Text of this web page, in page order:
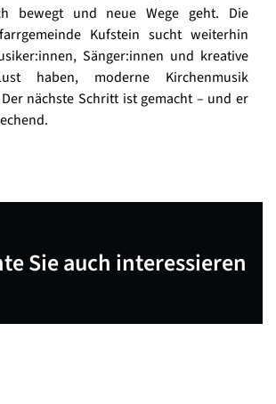
bewegt und neue Wege geht. Die
Kufstein sucht weiterhin
Sänger:innen und kreative
haben, moderne Kirchenmusik
nächste Schritt ist gemacht – und er
Sie auch interessieren